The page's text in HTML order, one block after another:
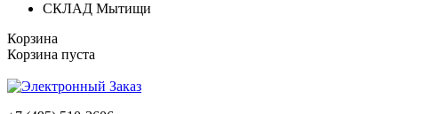
СКЛАД Мытищи
Корзина
Корзина пуста